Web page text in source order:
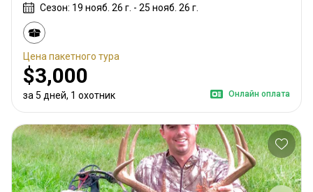
Сезон: 19 нояб. 26 г. - 25 нояб. 26 г.
Цена пакетного тура
$3,000
за 5 дней, 1 охотник Онлайн оплата